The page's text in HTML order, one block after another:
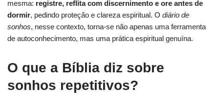
mesma: registre, reflita com discernimento e ore antes de
dormir, pedindo proteção e clareza espiritual. O diário de
sonhos, nesse contexto, torna-se não apenas uma ferramenta
de autoconhecimento, mas uma prática espiritual genuína.
O que a Bíblia diz sobre
sonhos repetitivos?